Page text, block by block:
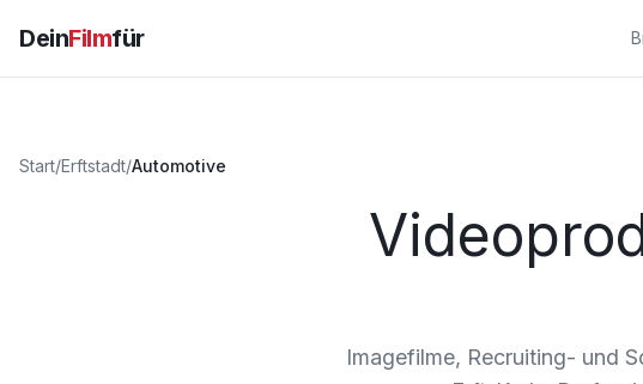
DeinFilmfür
Start/Erftstadt/Automotive
Imagefilme, Recruiting- und